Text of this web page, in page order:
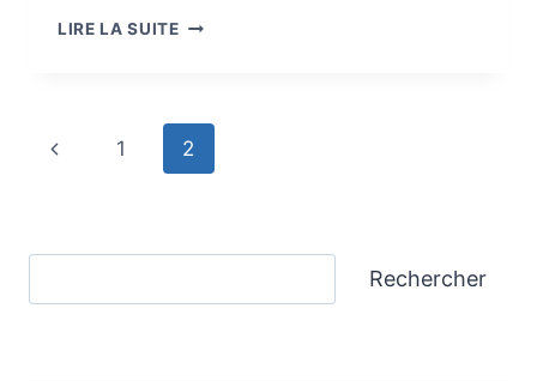
LIRE LA SUITERETROUVER
DE
JULIE
ET
MIEUX-
Navigation
page
Page
1 2
Rechercher